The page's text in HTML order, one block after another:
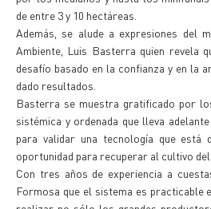
de entre 3 y 10 hectáreas.
Además, se alude a expresiones del
Ambiente, Luis Basterra quien revela
desafío basado en la confianza y en la
dado resultados.
Basterra se muestra gratificado por
sistémica y ordenada que lleva
para validar una tecnología que está
oportunidad para recuperar al cultivo del
Con tres años de experiencia a
Formosa que el sistema es practicable